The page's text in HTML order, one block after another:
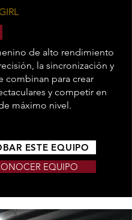
de alto rendimiento
la sincronización y
combinan para crear
y competir en
máximo nivel.
ESTE EQUIPO
EQUIPO